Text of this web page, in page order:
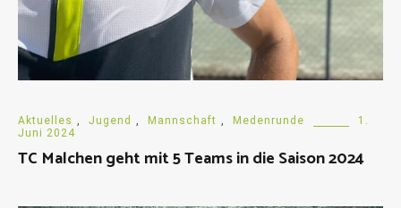
Aktuelles , Jugend , Mannschaft , Medenrunde
1.
Juni 2024
TC Malchen geht mit 5 Teams in die Saison 2024